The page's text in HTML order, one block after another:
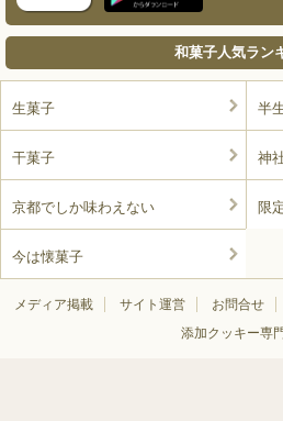
和菓子人気ラン
生菓子 半
干菓子 神
京都でしか味わえない 限
今は懐菓子
メディア掲載 サイト運営 お問合せ
添加クッキー専